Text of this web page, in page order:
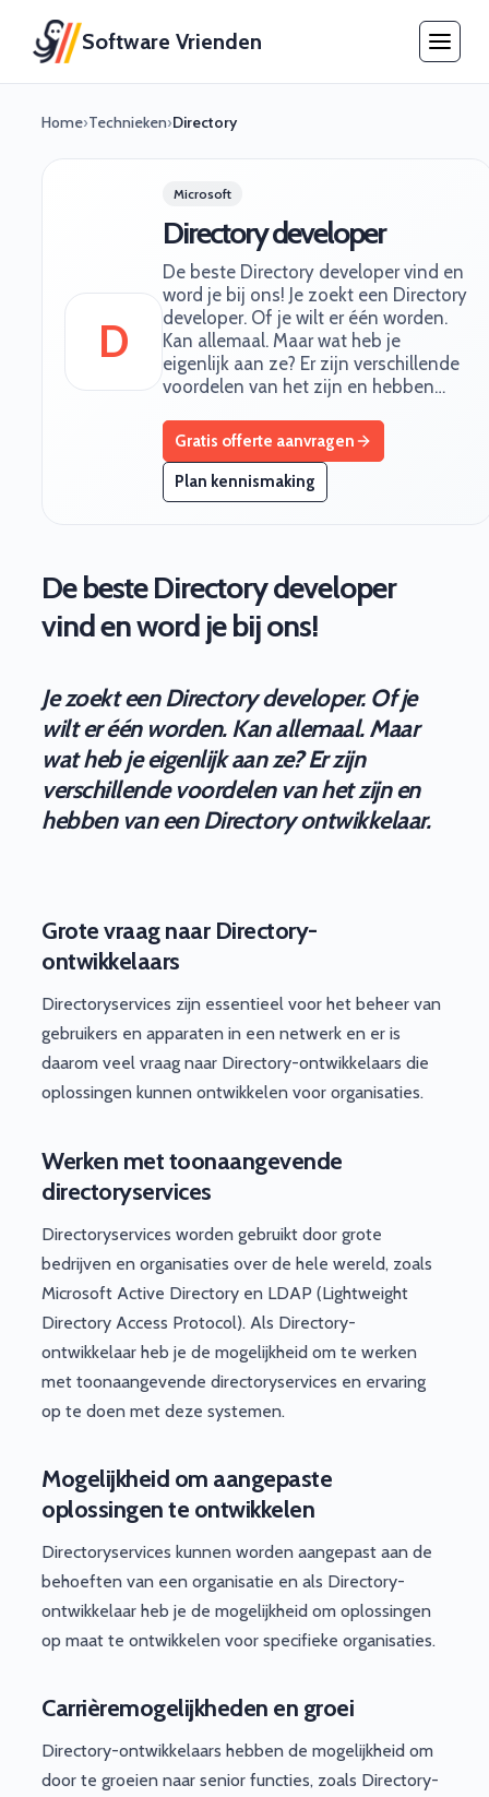
Software Vrienden
Home›Technieken›Directory
D
Microsoft
Directory developer
De beste Directory developer vind en
word je bij ons! Je zoekt een Directory
developer. Of je wilt er één worden.
Kan allemaal. Maar wat heb je
eigenlijk aan ze? Er zijn verschillende
voordelen van het zijn en hebben…
Gratis offerte aanvragen
Plan kennismaking
De beste Directory developer
vind en word je bij ons!
Je zoekt een Directory developer. Of je
wilt er één worden. Kan allemaal. Maar
wat heb je eigenlijk aan ze? Er zijn
verschillende voordelen van het zijn en
hebben van een Directory ontwikkelaar.
Grote vraag naar Directory-
ontwikkelaars
Directoryservices zijn essentieel voor het beheer van
gebruikers en apparaten in een netwerk en er is
daarom veel vraag naar Directory-ontwikkelaars die
oplossingen kunnen ontwikkelen voor organisaties.
Werken met toonaangevende
directoryservices
Directoryservices worden gebruikt door grote
bedrijven en organisaties over de hele wereld, zoals
Microsoft Active Directory en LDAP (Lightweight
Directory Access Protocol). Als Directory-
ontwikkelaar heb je de mogelijkheid om te werken
met toonaangevende directoryservices en ervaring
op te doen met deze systemen.
Mogelijkheid om aangepaste
oplossingen te ontwikkelen
Directoryservices kunnen worden aangepast aan de
behoeften van een organisatie en als Directory-
ontwikkelaar heb je de mogelijkheid om oplossingen
op maat te ontwikkelen voor specifieke organisaties.
Carrièremogelijkheden en groei
Directory-ontwikkelaars hebben de mogelijkheid om
door te groeien naar senior functies, zoals Directory-